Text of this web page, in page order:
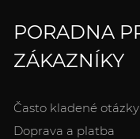
PORADNA
ZÁKAZNÍKY
Často kladené otázky
Doprava a platba